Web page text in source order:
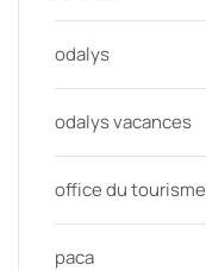
odalys
odalys vacances
office du tourisme
paca